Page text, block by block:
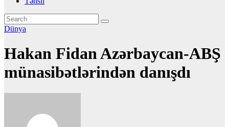
Dünya
Hakan Fidan Azərbaycan-ABŞ
münasibətlərindən danışdı